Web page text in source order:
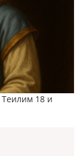
Теилим 18 и